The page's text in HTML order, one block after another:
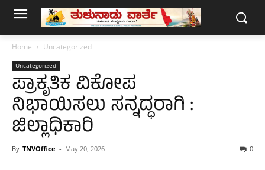
Home Uncategorized
Uncategorized
ಪ್ರಾಕೃತಿಕ ವಿಕೋಪ
ನಿಭಾಯಿಸಲು ಸನ್ನದ್ಧರಾಗಿ :
ಜಿಲ್ಲಾಧಿಕಾರಿ
By TNVOffice - May 20, 2026 0